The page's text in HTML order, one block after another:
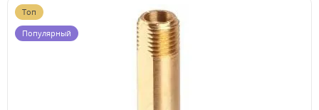
Топ
Популярный